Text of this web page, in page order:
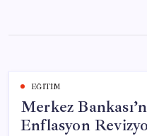
content
EĞITIM
Merkez
Enflasyon